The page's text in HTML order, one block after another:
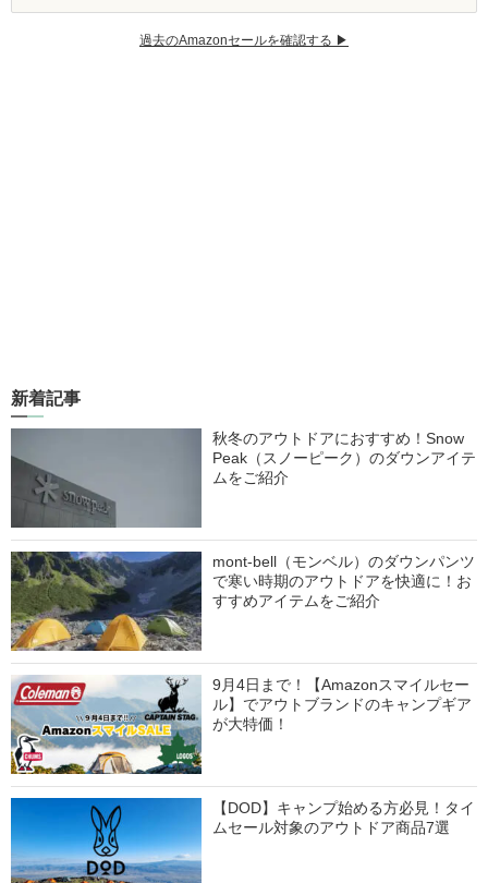
過去のAmazonセールを確認する ▶︎
新着記事
秋冬のアウトドアにおすすめ！Snow
Peak（スノーピーク）のダウンアイテ
ムをご紹介
mont-bell（モンベル）のダウンパンツ
で寒い時期のアウトドアを快適に！お
すすめアイテムをご紹介
9月4日まで！【Amazonスマイルセー
ル】でアウトブランドのキャンプギア
が大特価！
【DOD】キャンプ始める方必見！タイ
ムセール対象のアウトドア商品7選